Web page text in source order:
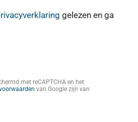
gelezen en ga
met reCAPTCHA en het
van Google zijn van